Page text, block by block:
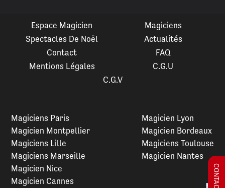
Espace Magicien
Magiciens
Spectacles De Noël
Actualités
Contact
FAQ
Mentions Légales
C.G.U
C.G.V
Magiciens Paris
Magicien Montpellier
Magiciens Lille
Magiciens Marseille
Magicien Lyon
Magicien Bordeaux
Magiciens Toulouse
Magicien Nantes
Magicien Nice
Magicien Cannes